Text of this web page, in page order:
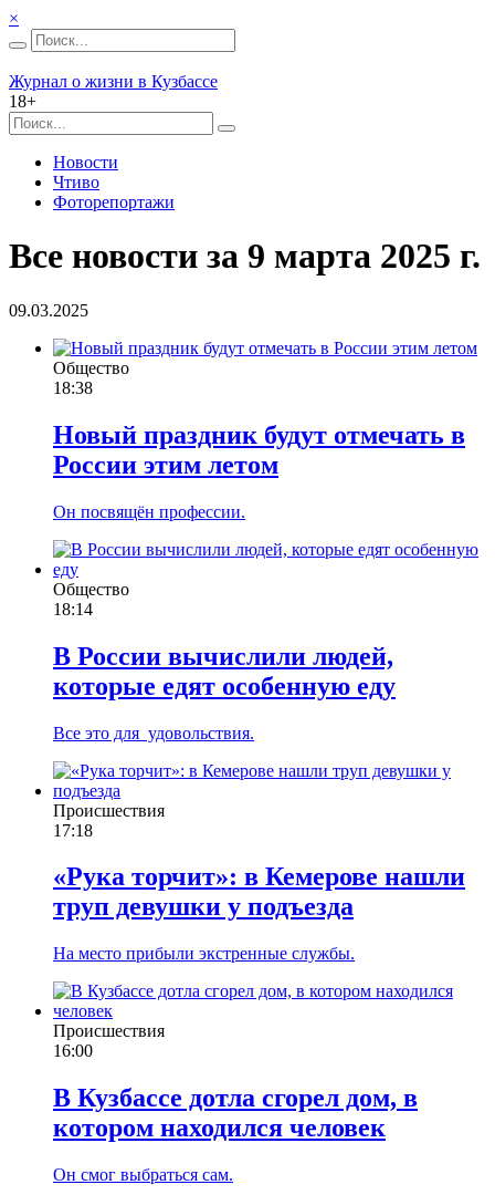
×
Журнал о жизни в Кузбассе
18+
Новости
Чтиво
Фоторепортажи
Все новости за 9 марта 2025 г.
09.03.2025
Общество
18:38
Новый праздник будут отмечать в
России этим летом
Он посвящён профессии.
Общество
18:14
В России вычислили людей,
которые едят особенную еду
Все это для удовольствия.
Происшествия
17:18
«Рука торчит»: в Кемерове нашли
труп девушки у подъезда
На место прибыли экстренные службы.
Происшествия
16:00
В Кузбассе дотла сгорел дом, в
котором находился человек
Он смог выбраться сам.